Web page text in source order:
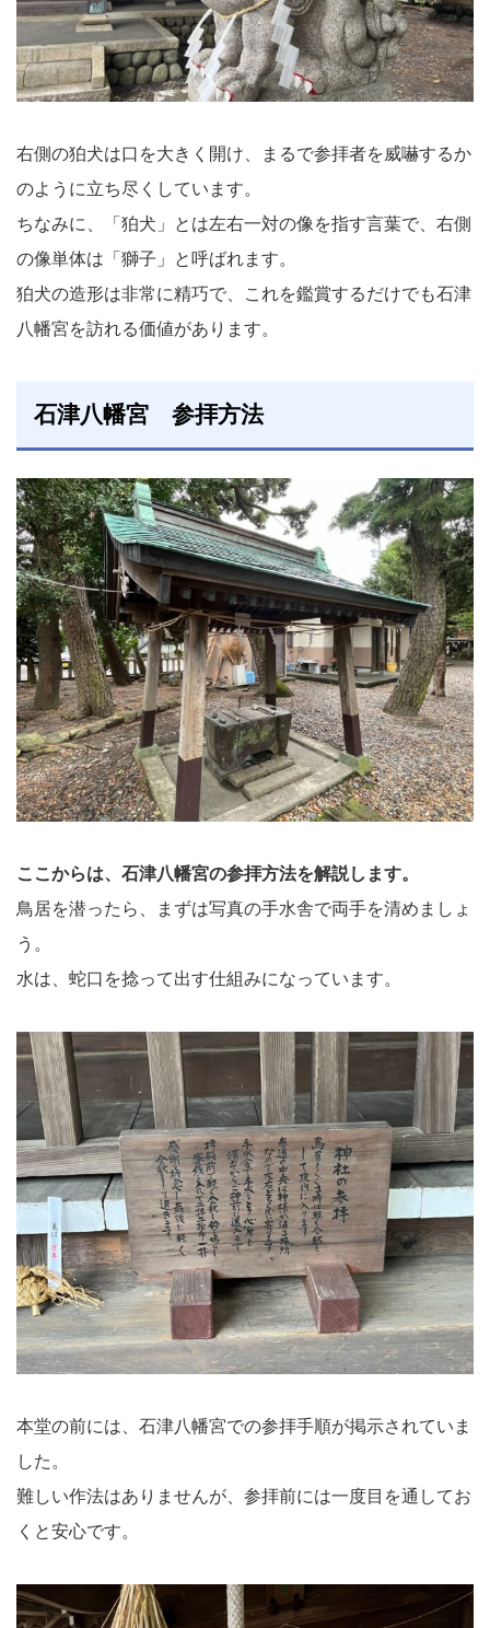
右側の狛犬は口を大きく開け、まるで参拝者を威嚇するか
のように立ち尽くしています。
ちなみに、「狛犬」とは左右一対の像を指す言葉で、右側
の像単体は「獅子」と呼ばれます。
狛犬の造形は非常に精巧で、これを鑑賞するだけでも石津
八幡宮を訪れる価値があります。
石津八幡宮 参拝方法
ここからは、石津八幡宮の参拝方法を解説します。
鳥居を潜ったら、まずは写真の手水舎で両手を清めましょ
う。
水は、蛇口を捻って出す仕組みになっています。
本堂の前には、石津八幡宮での参拝手順が掲示されていま
した。
難しい作法はありませんが、参拝前には一度目を通してお
くと安心です。